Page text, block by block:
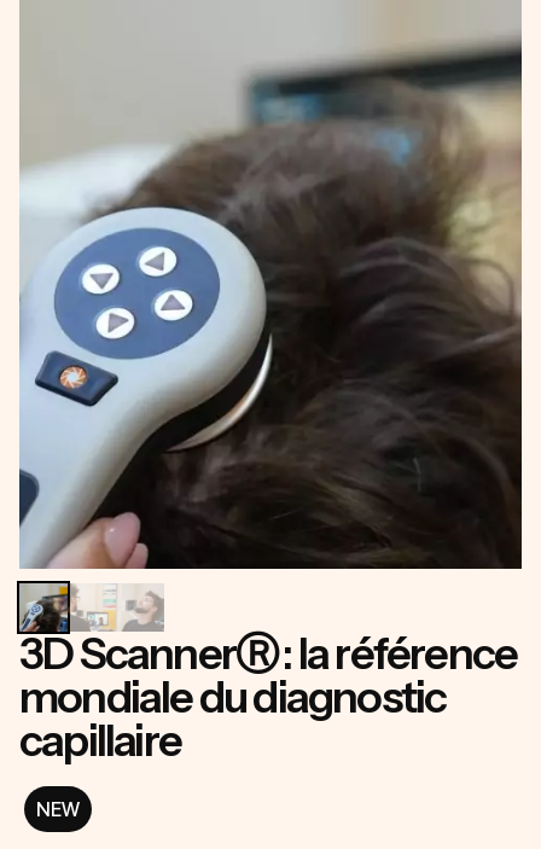
3D ScannerⓇ : la référence
mondiale du diagnostic
capillaire
NEW